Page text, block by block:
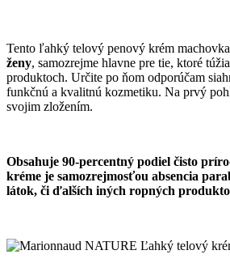
Tento ľahký telový penový krém
ženy, samozrejme hlavne pre tie, ktoré
produktoch. Určite po ňom odporúčam
funkčnú a kvalitnú kozmetiku. Na prvý
svojim zložením.
Obsahuje 90-percentný podiel čisto
kréme je samozrejmosťou absencia
látok, či ďalších iných ropných